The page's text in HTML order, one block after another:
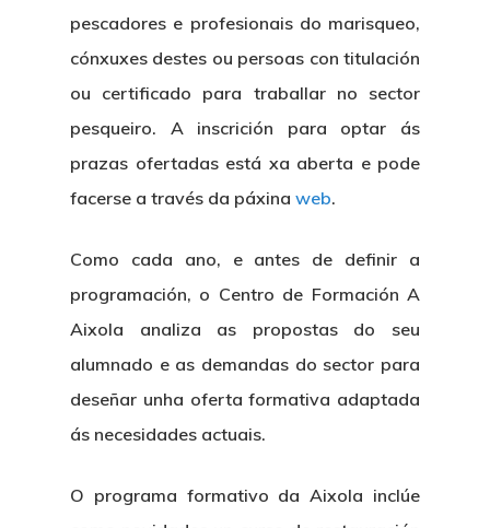
pescadores e profesionais do marisqueo,
cónxuxes destes ou persoas con titulación
ou certificado para traballar no sector
pesqueiro. A inscrición para optar ás
prazas ofertadas está xa aberta e pode
facerse a través da páxina web.
Como cada ano, e antes de definir a
programación, o Centro de Formación A
Aixola analiza as propostas do seu
alumnado e as demandas do sector para
deseñar unha oferta formativa adaptada
ás necesidades actuais.
O programa formativo da Aixola inclúe